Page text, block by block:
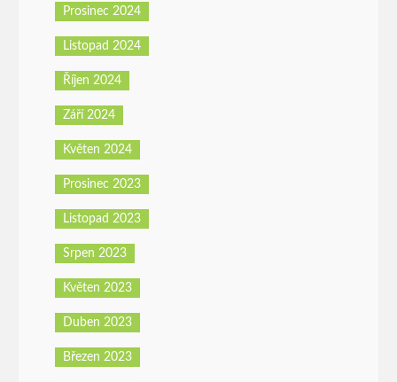
Prosinec 2024
Listopad 2024
Říjen 2024
Září 2024
Květen 2024
Prosinec 2023
Listopad 2023
Srpen 2023
Květen 2023
Duben 2023
Březen 2023